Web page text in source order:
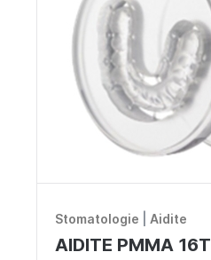
Stomatologie Aidite
AIDITE PMMA 16T